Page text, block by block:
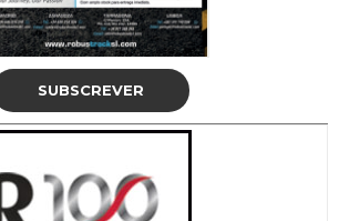
SUBSCREVER